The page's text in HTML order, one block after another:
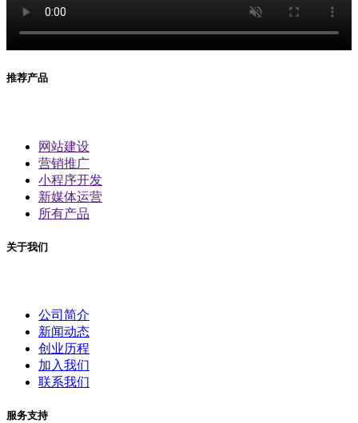
推荐产品
网站建设
营销推广
小程序开发
新媒体运营
所有产品
关于我们
公司简介
新闻动态
创业历程
加入我们
联系我们
服务支持